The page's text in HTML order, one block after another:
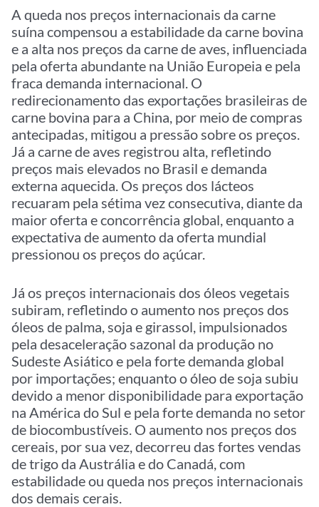
A queda nos preços internacionais da carne
suína compensou a estabilidade da carne bovina
e a alta nos preços da carne de aves, influenciada
pela oferta abundante na União Europeia e pela
fraca demanda internacional. O
redirecionamento das exportações brasileiras de
carne bovina para a China, por meio de compras
antecipadas, mitigou a pressão sobre os preços.
Já a carne de aves registrou alta, refletindo
preços mais elevados no Brasil e demanda
externa aquecida. Os preços dos lácteos
recuaram pela sétima vez consecutiva, diante da
maior oferta e concorrência global, enquanto a
expectativa de aumento da oferta mundial
pressionou os preços do açúcar.
Já os preços internacionais dos óleos vegetais
subiram, refletindo o aumento nos preços dos
óleos de palma, soja e girassol, impulsionados
pela desaceleração sazonal da produção no
Sudeste Asiático e pela forte demanda global
por importações; enquanto o óleo de soja subiu
devido a menor disponibilidade para exportação
na América do Sul e pela forte demanda no setor
de biocombustíveis. O aumento nos preços dos
cereais, por sua vez, decorreu das fortes vendas
de trigo da Austrália e do Canadá, com
estabilidade ou queda nos preços internacionais
dos demais cerais.